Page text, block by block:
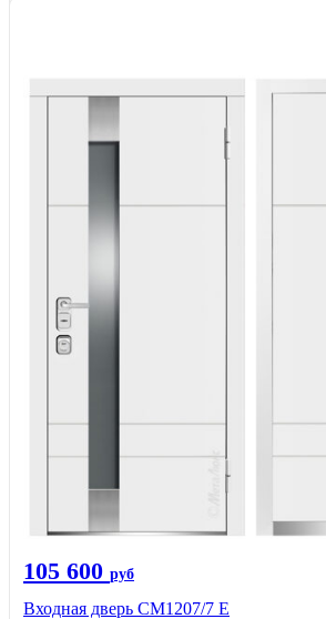
105 600 руб
Входная дверь СМ1207/7 E